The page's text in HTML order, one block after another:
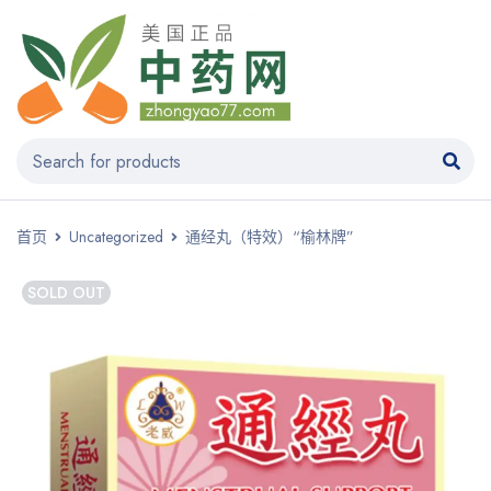
首页 Uncategorized 通经丸（特效）“榆林牌”
SOLD OUT